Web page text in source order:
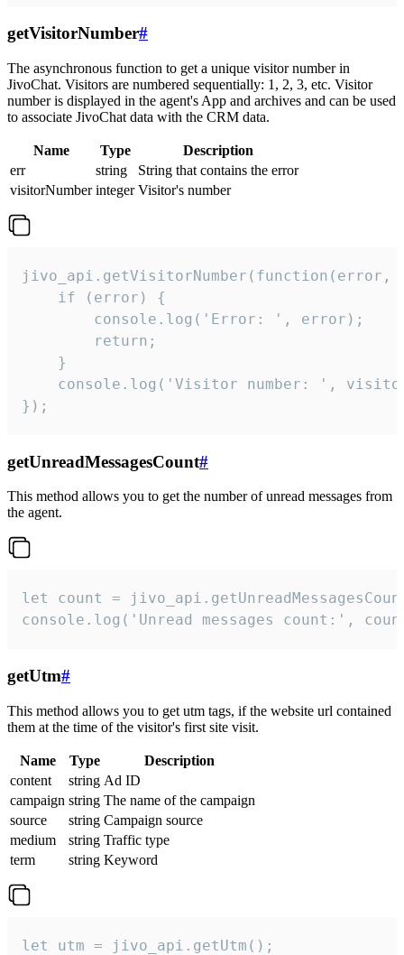
getVisitorNumber#
The asynchronous function to get a unique visitor number in
JivoChat. Visitors are numbered sequentially: 1, 2, 3, etc. Visitor
number is displayed in the agent's App and archives and can be used
to associate JivoChat data with the CRM data.
Name Type
Description
err
string
String that contains the error
visitorNumber integer Visitor's number
jivo_api.getVisitorNumber(function(error,
    if (error) {
        console.log('Error: ', error);
        return;
    }
console.log('Visitor number: ',
});
getUnreadMessagesCount#
This method allows you to get the number of unread messages from
the agent.
let count =
console.log('Unread messages count:',
getUtm#
This method allows you to get utm tags, if the website url contained
them at the time of the visitor's first site visit.
Name Type
Description
content
string Ad ID
campaign string The name of the campaign
source
string Campaign source
medium
string Traffic type
term
string Keyword
let utm = jivo_api.getUtm();